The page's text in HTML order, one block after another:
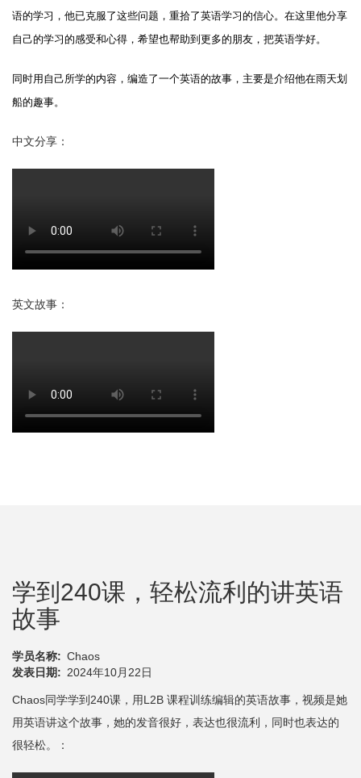
语的学习，他已克服了这些问题，重拾了英语学习的信心。在这里他分享
自己的学习的感受和心得，希望也帮助到更多的朋友，把英语学好。
同时用自己所学的内容，编造了一个英语的故事， 主要是介绍他在雨天划
船的趣事。
中文分享：
英文故事：
学到240课，轻松流利的讲英语
故事
学员名称
Chaos
发表日期
2024年10月22日
Chaos同学学到240课，用L2B 课程训练编辑的英语故事，视频是她
用英语讲这个故事，她的发音很好，表达也很流利，同时也表达的
很轻松。：